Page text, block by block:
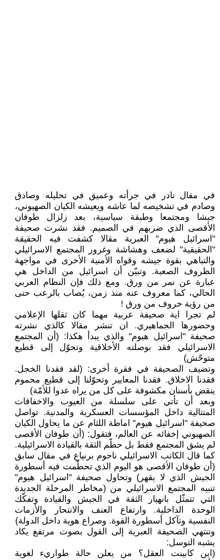
في مقال نادر في جرأته وعميق في تحليله وصادق
وصادم في تشخيصه لما عاشه ويعيشه الكيان الصهيوني،
جيشا ومجتمعا وطبقة سياسية، بعد زلزال طوفان
الأقصى الذي ضربهم في الصميم. فقد نشرت صحيفة
"اسرائيل هيوم" العبرية مقالا كشفت فيه الحقيقة
"الحقيقية" لضعف وهشاشة وغرور المجتمع الاسرائيلي
والتباهي بقوة جيشه وقواه الأمنية الأخرى في مواجهة
الظروف الصعبة. وتبيّن أن اسرائيل من الداخل هي
عبارة عن نمر من ورق. ومع ذلك فإن النظام العربي
الحالي، كما معروف عنه منذ زمن، يُصاب بالرعب حتى
من رؤية خروف من ورق !
لم تجرا اية صحيفة عربية مهما كان ثقلها الإعلامي
وحضورها الجماهيري. ان تنشر مقالا كالذي نشرته
صحيفة "اسرائيل هيوم" والذي يبدأ هكذا: (أن المجتمع
الاسرائيلي فقد بوصلته الأخلاقية وتحوّل إلى قطيع
متوحّش)
وتضيف الصحيفة في فقرة أخرى: (لقد فقدنا الخجل.
فقدنا الاخلاق. فقدنا المعايير وتحوّلنا إلى قطيع محموم
ينقض بأسنان مكشوفة على كل من يراه عدوا للأمّة)
وبعد أن تأتي على سلسلة من العيوب والاخفاقات
المتتالية داخل المؤسسات العسكرية والمدنية. تواصل
صحيفة "اسرائيل هيوم" اماطة اللثام عن ما يحاول الكيان
الصهيوني إخفائه عن العالم، فتقول: (أن طوفان الأقصى
لم يشق المجتمع فقط بل حطّم الثقة بالقيادة الاسرائيلية.
كما قال الكاتب الاسرائيلي ناحوم برنياع في مقال سابق
(أن طوفان الأقصى هو اليوم الذي تحطّمت فيه أسطورة
الجيش الذي لا يقهر) وتحاول صحيفة "اسرائيل هيوم"
تنبيه المجتمع الاسرائيلي من (مخاطر المرحلة الجديدة
التي تتمثّل بانهيار الثقة في الجيش والقيادة وتفكّك
الوحدة الداخلية. وارتفاع العنف والانتحار والأزمات
النفسية وتآكل أسطورة القوة. وصراع هوية داخل الدولة)
وتنتهي الصحيفة العبرية إلى القول بصوت مرتفع يكاد
يشبه التوسل:
(اين كابينت العقل؟ من يعلن حالة طواريء لغوية